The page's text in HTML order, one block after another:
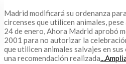
Madrid modificará su ordenanza
circenses que utilicen animales,
24 de enero, Ahora Madrid aprobó
2001 para no autorizar la
que utilicen animales salvajes en sus
una recomendación realizada